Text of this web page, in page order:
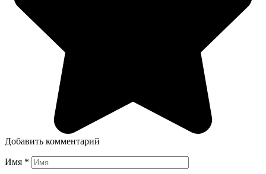
Добавить комментарий
Имя *